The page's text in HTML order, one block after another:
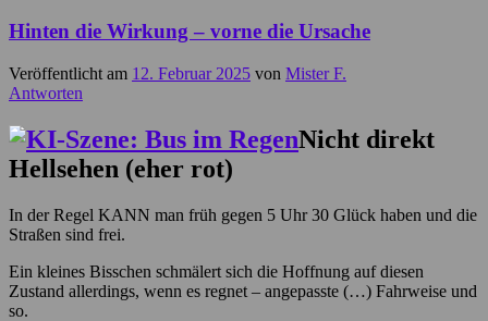
Hinten die Wirkung – vorne die Ursache
Veröffentlicht am 12. Februar 2025 von Mister F.
Antworten
Nicht direkt
Hellsehen (eher rot)
In der Regel KANN man früh gegen 5 Uhr 30 Glück haben und die
Straßen sind frei.
Ein kleines Bisschen schmälert sich die Hoffnung auf diesen
Zustand allerdings, wenn es regnet – angepasste (…) Fahrweise und
so.